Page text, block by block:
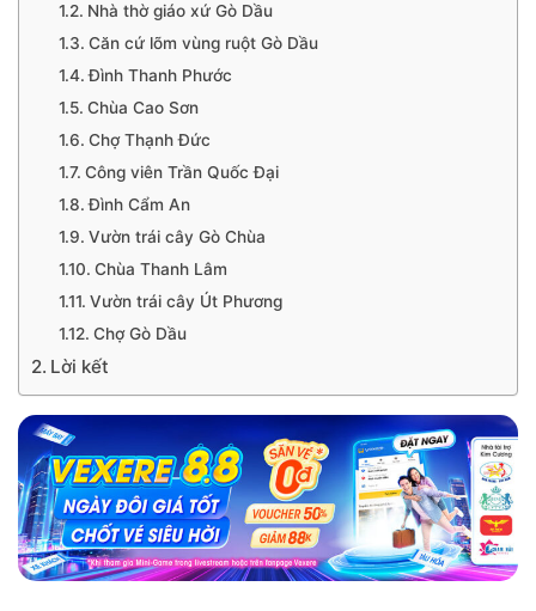
Nhà thờ giáo xứ Gò Dầu
Căn cứ lõm vùng ruột Gò Dầu
Đình Thanh Phước
Chùa Cao Sơn
Chợ Thạnh Đức
Công viên Trần Quốc Đại
Đình Cẩm An
Vườn trái cây Gò Chùa
Chùa Thanh Lâm
Vườn trái cây Út Phương
Chợ Gò Dầu
Lời kết